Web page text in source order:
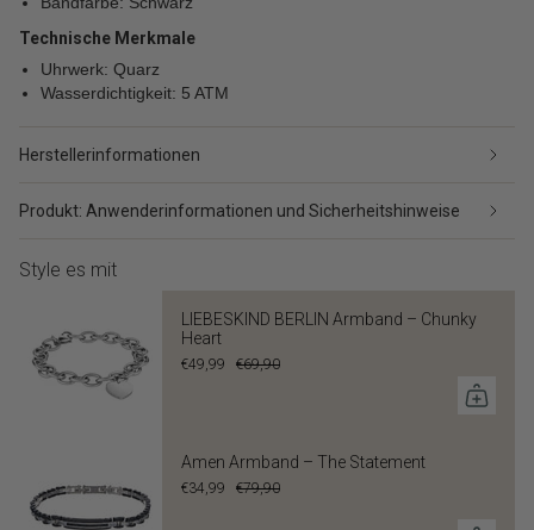
Technische Merkmale
Uhrwerk: Quarz
Wasserdichtigkeit: 5 ATM
Herstellerinformationen
Produkt: Anwenderinformationen und Sicherheitshinweise
Style es mit
LIEBESKIND BERLIN Armband – Chunky
Heart
€49,99 €69,90
Amen Armband – The Statement
€34,99 €79,90